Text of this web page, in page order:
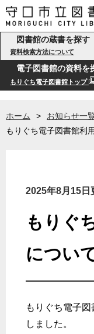
図書館の蔵書を探す
資料検索方法について
電子図書館の資料を
もりぐち電子図書館トップ
ホーム
お知らせ一
もりぐち電子図書館利
2025年8月15日
もりぐ
につい
もりぐち電子
しました。